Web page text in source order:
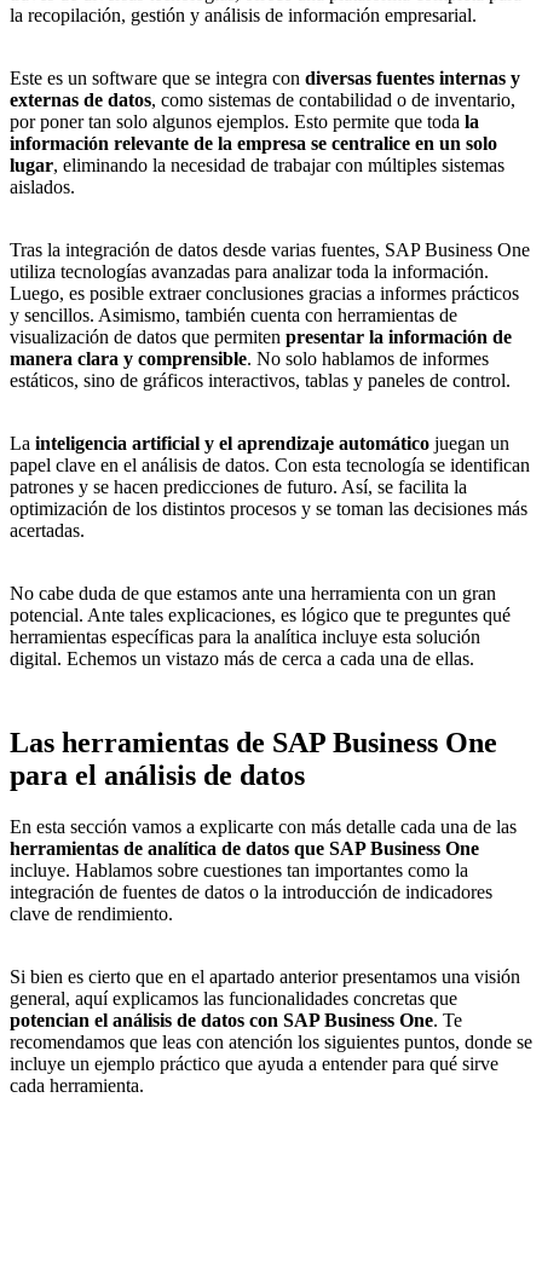
la recopilación, gestión y análisis de información empresarial.
Este es un software que se integra con diversas fuentes internas y
externas de datos, como sistemas de contabilidad o de inventario,
por poner tan solo algunos ejemplos. Esto permite que toda la
información relevante de la empresa se centralice en un solo
lugar, eliminando la necesidad de trabajar con múltiples sistemas
aislados.
Tras la integración de datos desde varias fuentes, SAP Business One
utiliza tecnologías avanzadas para analizar toda la información.
Luego, es posible extraer conclusiones gracias a informes prácticos
y sencillos. Asimismo, también cuenta con herramientas de
visualización de datos que permiten presentar la información de
manera clara y comprensible. No solo hablamos de informes
estáticos, sino de gráficos interactivos, tablas y paneles de control.
La inteligencia artificial y el aprendizaje automático juegan un
papel clave en el análisis de datos. Con esta tecnología se identifican
patrones y se hacen predicciones de futuro. Así, se facilita la
optimización de los distintos procesos y se toman las decisiones más
acertadas.
No cabe duda de que estamos ante una herramienta con un gran
potencial. Ante tales explicaciones, es lógico que te preguntes qué
herramientas específicas para la analítica incluye esta solución
digital. Echemos un vistazo más de cerca a cada una de ellas.
Las herramientas de SAP Business One
para el análisis de datos
En esta sección vamos a explicarte con más detalle cada una de las
herramientas de analítica de datos que SAP Business One
incluye. Hablamos sobre cuestiones tan importantes como la
integración de fuentes de datos o la introducción de indicadores
clave de rendimiento.
Si bien es cierto que en el apartado anterior presentamos una visión
general, aquí explicamos las funcionalidades concretas que
potencian el análisis de datos con SAP Business One. Te
recomendamos que leas con atención los siguientes puntos, donde se
incluye un ejemplo práctico que ayuda a entender para qué sirve
cada herramienta.